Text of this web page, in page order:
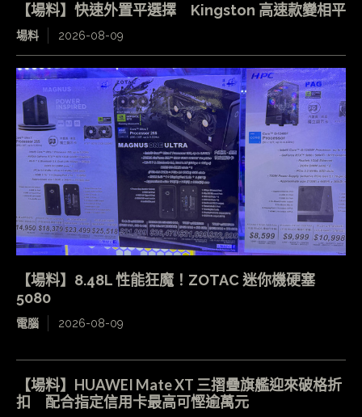
【場料】快速外置平選擇 Kingston 高速款變相平
場料 2026-08-09
【場料】8.48L 性能狂魔！ZOTAC 迷你機硬塞
5080
電腦 2026-08-09
【場料】HUAWEI Mate XT 三摺疊旗艦迎來破格折
扣 配合指定信用卡最高可慳逾萬元